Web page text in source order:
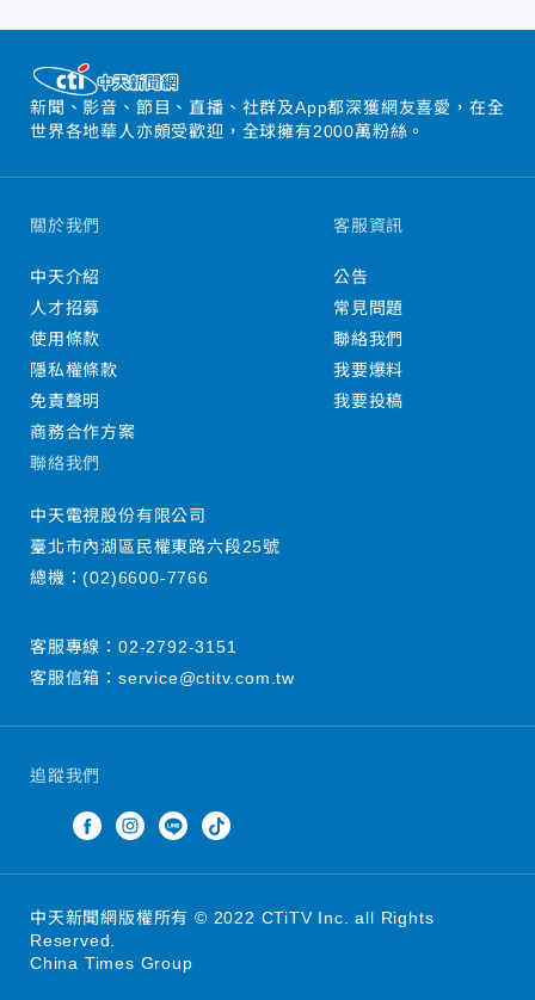
新聞、影音、節目、直播、社群及App都深獲網友喜愛，在全
世界各地華人亦頗受歡迎，全球擁有2000萬粉絲。
追蹤我們
關於我們
中天介紹
人才招募
使用條款
隱私權條款
免責聲明
商務合作方案
客服資訊
公告
常見問題
聯絡我們
我要爆料
我要投稿
聯絡我們
中天電視股份有限公司
臺北市內湖區民權東路六段25號
總機：(02)6600-7766
客服專線： 02-2792-3151
客服信箱： service@ctitv.com.tw
中天新聞網版權所有 © 2022 CTiTV Inc. all Rights
Reserved.
China Times Group